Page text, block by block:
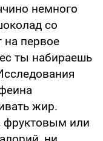
немного
со
первое
ты набираешь
жир.
фруктовым или